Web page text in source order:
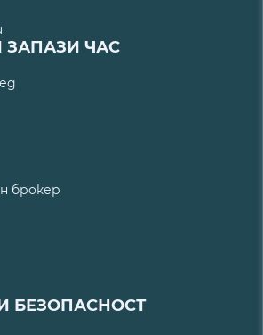
ЧАС
брокер
БЕЗОПАСНОСТ